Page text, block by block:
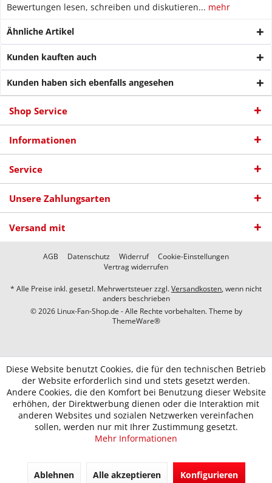
Bewertungen lesen, schreiben und diskutieren... mehr
Ähnliche Artikel
Kunden kauften auch
Kunden haben sich ebenfalls angesehen
Shop Service
Informationen
Service
Unsere Zahlungsarten
Versand mit
AGB Datenschutz Widerruf
Cookie-Einstellungen
Vertrag widerrufen
* Alle Preise inkl. gesetzl. Mehrwertsteuer zzgl.Versandkosten, wenn nicht
anders beschrieben
© 2026 Linux-Fan-Shop.de - Alle Rechte vorbehalten. Theme by
ThemeWare®
Diese Website benutzt Cookies, die für den technischen Betrieb
der Website erforderlich sind und stets gesetzt werden.
Andere Cookies, die den Komfort bei Benutzung dieser Website
erhöhen, der Direktwerbung dienen oder die Interaktion mit
anderen Websites und sozialen Netzwerken vereinfachen
sollen, werden nur mit Ihrer Zustimmung gesetzt.
Mehr Informationen
Ablehnen Alle akzeptieren Konfigurieren